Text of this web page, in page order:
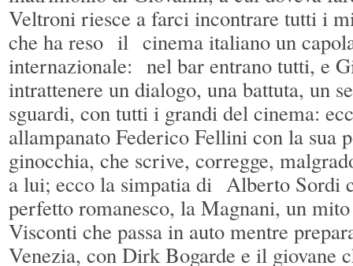
Veltroni riesce a farci incontrare tutti i
che ha reso il cinema italiano un
internazionale: nel bar entrano tutti, e
intrattenere un dialogo, una battuta, un
sguardi, con tutti i grandi del cinema:
allampanato Federico Fellini con la sua
ginocchia, che scrive, corregge,
a lui; ecco la simpatia di Alberto Sordi
perfetto romanesco, la Magnani, un
Visconti che passa in auto mentre
Venezia, con Dirk Bogarde e il giovane